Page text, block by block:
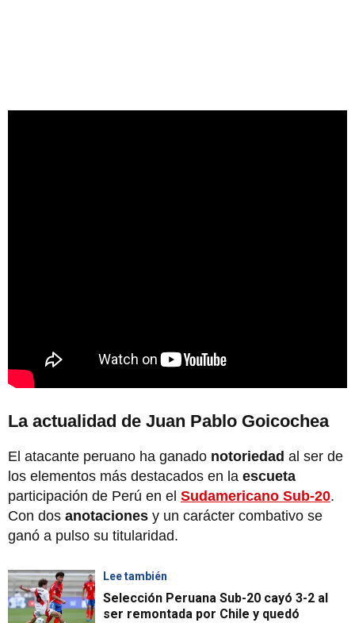
La actualidad de Juan Pablo Goicochea
El atacante peruano ha ganado notoriedad al ser de
los elementos más destacados en la escueta
participación de Perú en el Sudamericano Sub-20.
Con dos anotaciones y un carácter combativo se
ganó a pulso su titularidad.
Lee también
Selección Peruana Sub-20 cayó 3-2 al
ser remontada por Chile y quedó